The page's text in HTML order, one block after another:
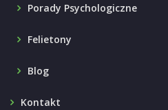
Porady Psychologiczne
Felietony
Blog
Kontakt